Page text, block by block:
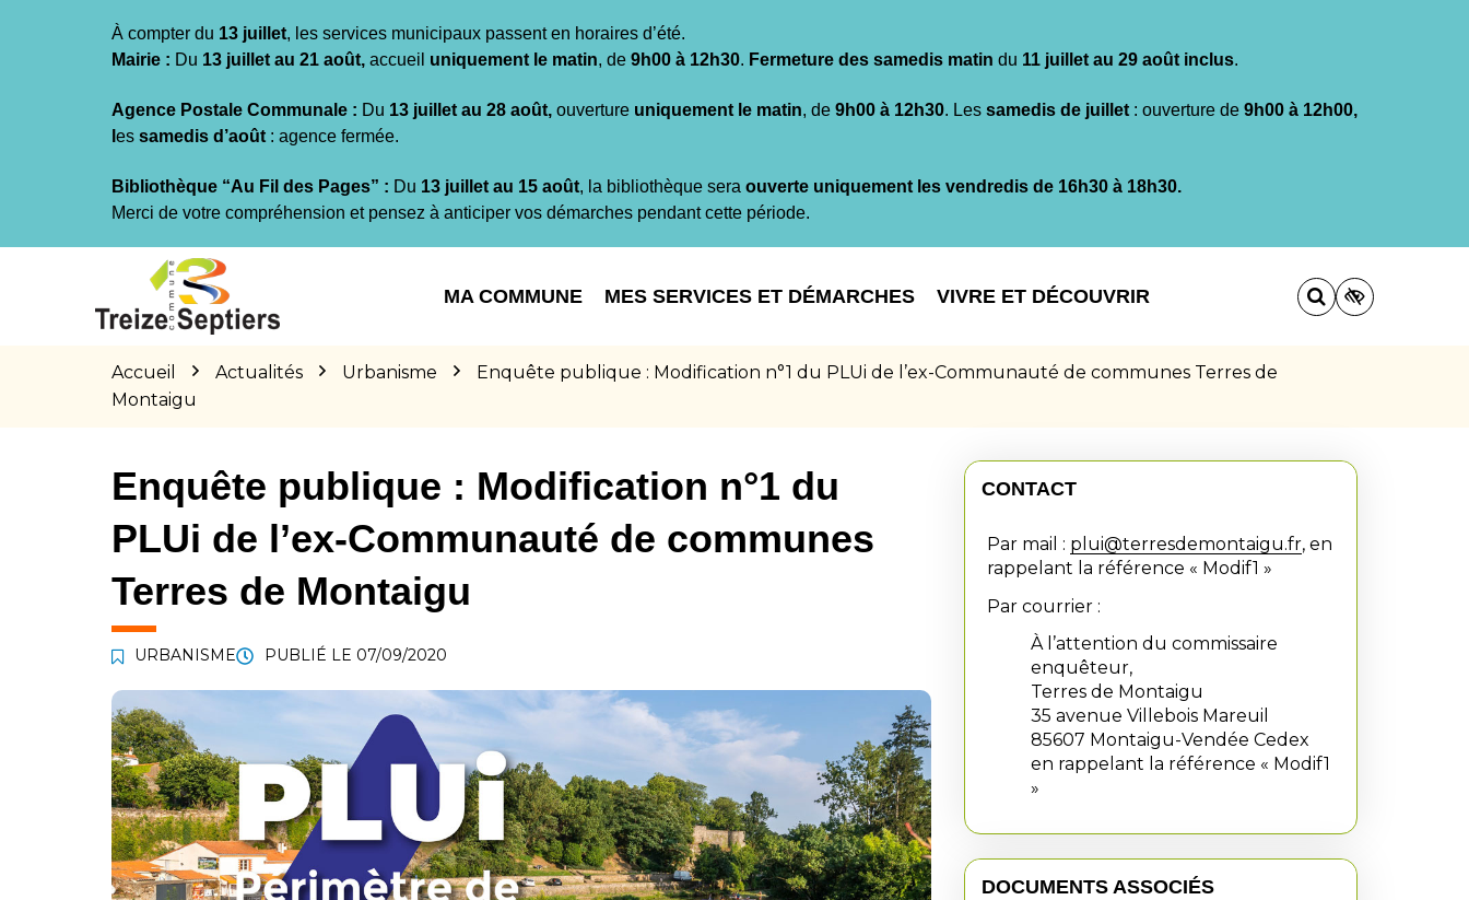
À compter du 13 juillet, les services municipaux passent en horaires d’été.
Mairie : Du 13 juillet au 21 août, accueil uniquement le matin, de 9h00 à 12h30. Fermeture des samedis matin du 11 juillet au 29 août inclus.
Agence Postale Communale : Du 13 juillet au 28 août, ouverture uniquement le matin, de 9h00 à 12h30. Les samedis de juillet : ouverture de 9h00 à 12h00,
es samedis d’août : agence fermée.
Bibliothèque “Au Fil des Pages” : Du 13 juillet au 15 août, la bibliothèque sera ouverte uniquement les vendredis de 16h30 à 18h30.
Merci de votre compréhension et pensez à anticiper vos démarches pendant cette période.
MA COMMUNE MES SERVICES ET DÉMARCHES VIVRE ET DÉCOUVRIR
Accueil Actualités Urbanisme
Enquête publique : Modification n°1 du PLUi de l’ex-Communauté de communes Terres de
Montaigu
Enquête publique : Modification n°1 du
PLUi de l’ex-Communauté de communes
Terres de Montaigu
URBANISME PUBLIÉ LE 07/09/2020
CONTACT
Par mail : plui@terresdemontaigu.fr, en
rappelant la référence « Modif1 »
Par courrier :
À l’attention du commissaire
enquêteur,
Terres de Montaigu
35 avenue Villebois Mareuil
85607 Montaigu-Vendée Cedex
en rappelant la référence « Modif1
»
DOCUMENTS ASSOCIÉS